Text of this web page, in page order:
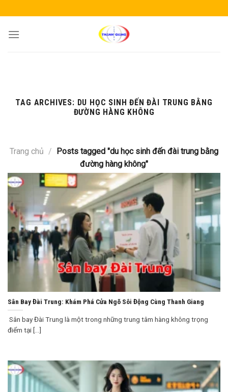
to
content
TAG ARCHIVES: DU HỌC SINH ĐẾN ĐÀI TRUNG BẰNG
ĐƯỜNG HÀNG KHÔNG
Trang chủ / Posts tagged "du học sinh đến đài trung bằng
đường hàng không"
Sân Bay Đài Trung: Khám Phá Cửa Ngõ Sôi Động Cùng Thanh Giang
Sân bay Đài Trung là một trong những trung tâm hàng không trọng
điểm tại [...]